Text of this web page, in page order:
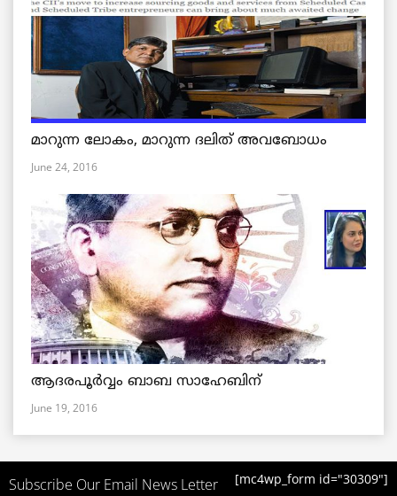
മാറുന്ന ലോകം, മാറുന്ന ദലിത് അവബോധം
June 24, 2016
ആദരപൂര്‍വ്വം ബാബ സാഹേബിന്
June 19, 2016
Subscribe Our Email News Letter [mc4wp_form id="30309"]